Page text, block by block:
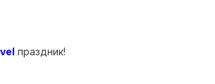
праздник!